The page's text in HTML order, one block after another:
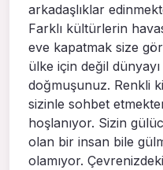
arkadaşlıklar
Farklı kültürlerin
eve kapatmak size
ülke için değil
doğmuşunuz. Renkli
sizinle sohbet
hoşlanıyor. Sizin
olan bir insan bile
olamıyor.